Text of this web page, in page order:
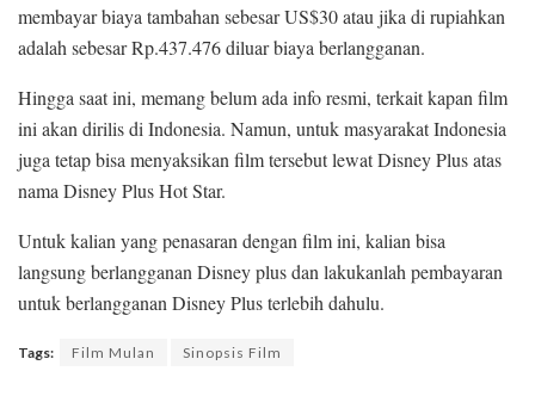
membayar biaya tambahan sebesar US$30 atau jika di rupiahkan
adalah sebesar Rp.437.476 diluar biaya berlangganan.
Hingga saat ini, memang belum ada info resmi, terkait kapan film
ini akan dirilis di Indonesia. Namun, untuk masyarakat Indonesia
juga tetap bisa menyaksikan film tersebut lewat Disney Plus atas
nama Disney Plus Hot Star.
Untuk kalian yang penasaran dengan film ini, kalian bisa
langsung berlangganan Disney plus dan lakukanlah pembayaran
untuk berlangganan Disney Plus terlebih dahulu.
Tags: Film Mulan Sinopsis Film